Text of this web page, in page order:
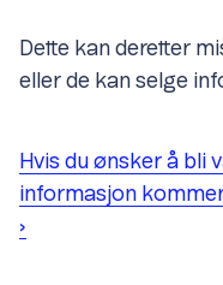
Dette kan deretter
eller de kan selge
Hvis du ønsker å bli
informasjon
›